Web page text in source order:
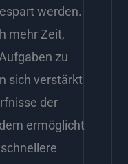
werden.
mehr Zeit,
zu
sich verstärkt
der
ermöglicht